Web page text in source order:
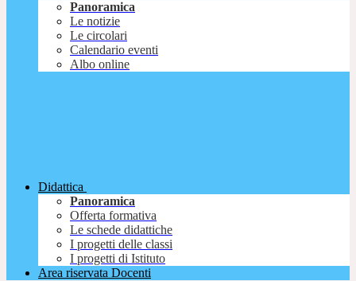
Panoramica
Le notizie
Le circolari
Calendario eventi
Albo online
Didattica
Panoramica
Offerta formativa
Le schede didattiche
I progetti delle classi
I progetti di Istituto
Area riservata Docenti